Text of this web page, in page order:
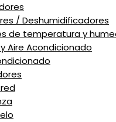
/ Deshumidificadores
de temperatura y
Aire Acondicionado